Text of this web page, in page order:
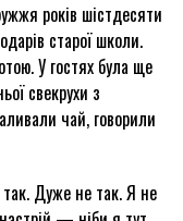
років шістдесяти
старої школи.
У гостях була ще
свекрухи з
чай, говорили
Дуже не так. Я не